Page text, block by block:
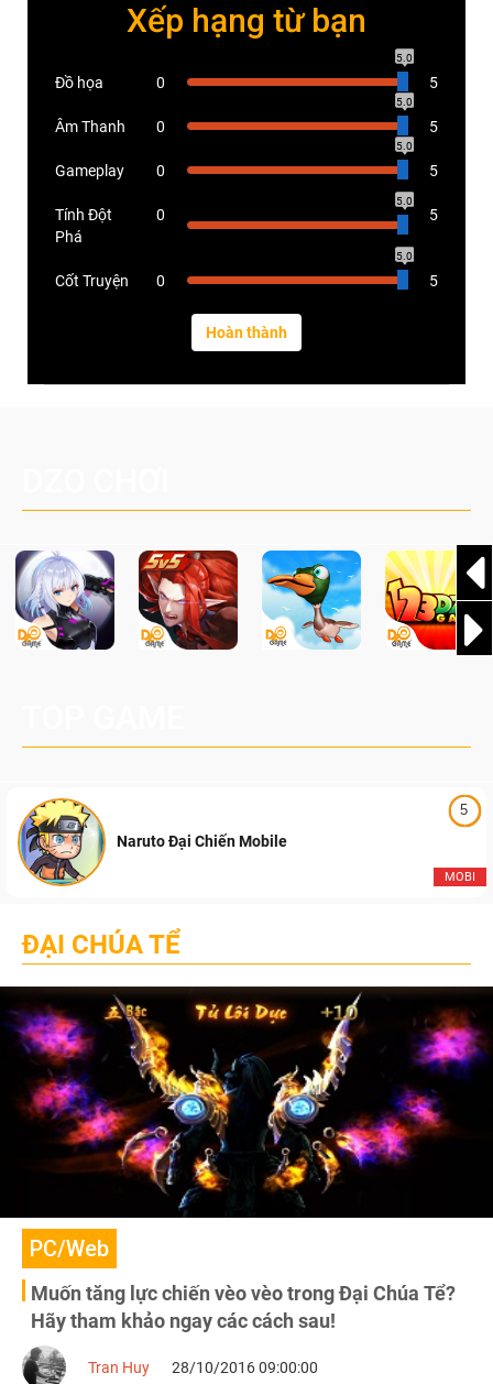
Xếp hạng từ bạn
Đồ họa 0
5.0
5
Âm Thanh 0
5.0
5
Gameplay 0
5.0
5
Tính Đột
Phá
0
5.0
5
Cốt Truyện 0
5.0
5
5
MOBI
Naruto Đại Chiến Mobile
ĐẠI CHÚA TỂ
PC/Web
Muốn tăng lực chiến vèo vèo trong Đại Chúa Tể?
Hãy tham khảo ngay các cách sau!
Tran Huy 28/10/2016 09:00:00